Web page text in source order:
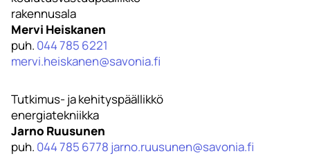
rakennusala
Mervi Heiskanen
puh. 044 785 6221
mervi.heiskanen@savonia.fi
Tutkimus- ja kehityspäällikkö
energiatekniikka
Jarno Ruusunen
puh. 044785 6778 jarno.ruusunen@savonia.fi